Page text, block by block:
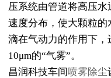
压系统由管道将高压
速度分布，使大颗粒
滴在气动力的作用下
10μm的“气雾”。
昌润科技车间喷雾除尘